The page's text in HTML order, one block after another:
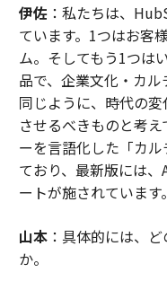
伊佐：私たちは、
ています。1つはお客
ム。そしてもう1つは
品で、企業文化・カ
同じように、時代の
させるべきものと考
ーを言語化した「カ
ており、最新版には
ートが施されています。
山本：具体的には、
か。